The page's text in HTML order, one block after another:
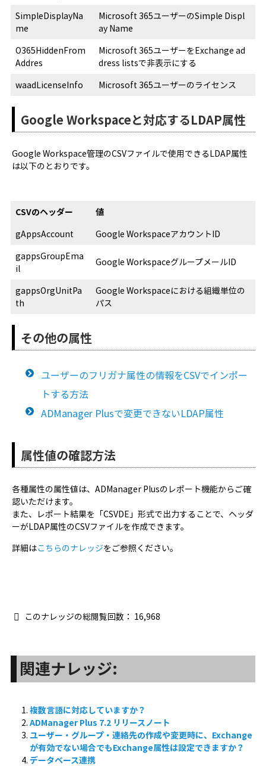
SimpleDisplayNa
me
Microsoft 365ユーザーのSimple Displ
ay Name
O365HiddenFrom
Addres
Microsoft 365ユーザーをExchange ad
dress listsで非表示にする
waadLicenseInfo
Microsoft 365ユーザーのライセンス
Google Workspaceと対応するLDAP属性
Google Workspace管理のCSVファイルで使用できるLDAP属性
は以下のとおりです。
CSVのヘッダー
値
gAppsAccount
Google WorkspaceアカウントID
gappsGroupEma
il
Google WorkspaceグループメールID
gappsOrgUnitPa
th
Google Workspaceにおける組織単位の
パス
その他の属性
ユーザーのフリガナ属性の情報をCSVでインポー
トする方法
ADManager Plusで変更できないLDAP属性
属性値の確認方法
各種属性の属性値は、ADManager Plusのレポート機能からご確
認いただけます。
また、レポート結果を「CSVDE」形式で出力することで、ヘッダ
ーがLDAP属性のCSVファイルを作成できます。
詳細はこちらのナレッジをご参照ください。
このナレッジの総閲覧回数： 16,968
関連ナレッジ:
複数言語に対応していますか？
ADManager Plus 7.2 リリースノート
ユーザー・グループ・連絡先の作成や変更時に、Exchange
が有効でない場合でもExchange属性は設定できますか？
データベース連携